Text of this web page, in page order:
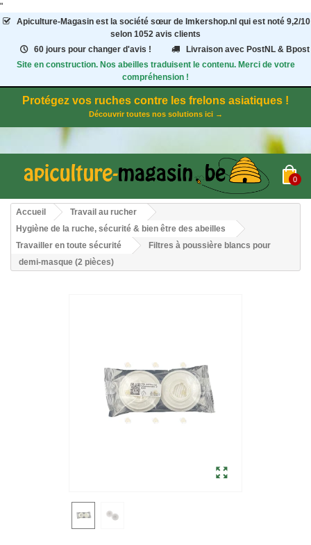
"
Apiculture-Magasinest la société sœur de Imkershop.nl qui est noté 9,2/10
selon 1052 avis clients
60 jours pour changer d'avis !
Livraison avec PostNL & Bpost
Site en construction. Nos abeilles traduisent le contenu. Merci de votre
compréhension !
Protégez vos ruches contre les frelons asiatiques !
Découvrir toutes nos solutions ici →
0
Accueil
Travail au rucher
Hygiène de la ruche, sécurité & bien être des abeilles
Travailler en toute sécurité
Filtres à poussière blancs pour
demi-masque (2 pièces)